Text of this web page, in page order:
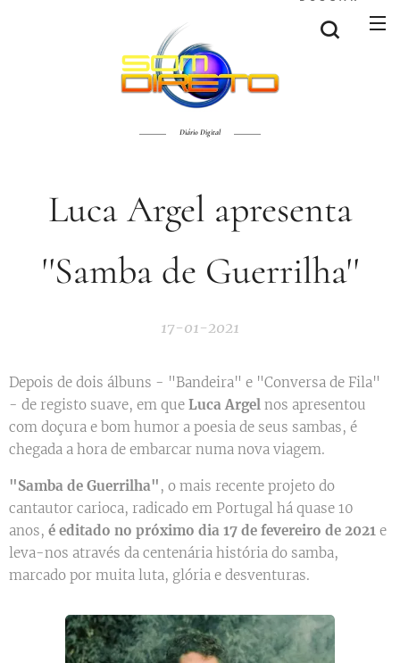
Diário Digital
Luca Argel apresenta
''Samba de Guerrilha''
17-01-2021
Depois de dois álbuns - "Bandeira" e "Conversa de Fila"
- de registo suave, em que Luca Argel nos apresentou
com doçura e bom humor a poesia de seus sambas, é
chegada a hora de embarcar numa nova viagem.
"Samba de Guerrilha" , o mais recente projeto do
cantautor carioca, radicado em Portugal há quase 10
anos, é editado no próximo dia 17 de fevereiro de 2021 e
leva-nos através da centenária história do samba,
marcado por muita luta, glória e desventuras.